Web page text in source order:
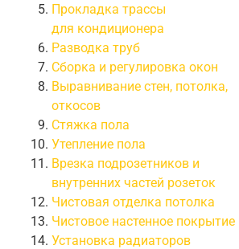
Прокладка трассы
для кондиционера
Разводка труб
Сборка и регулировка окон
Выравнивание стен, потолка,
откосов
Стяжка пола
Утепление пола
Врезка подрозетников и
внутренних частей розеток
Чистовая отделка потолка
Чистовое настенное покрытие
Установка радиаторов